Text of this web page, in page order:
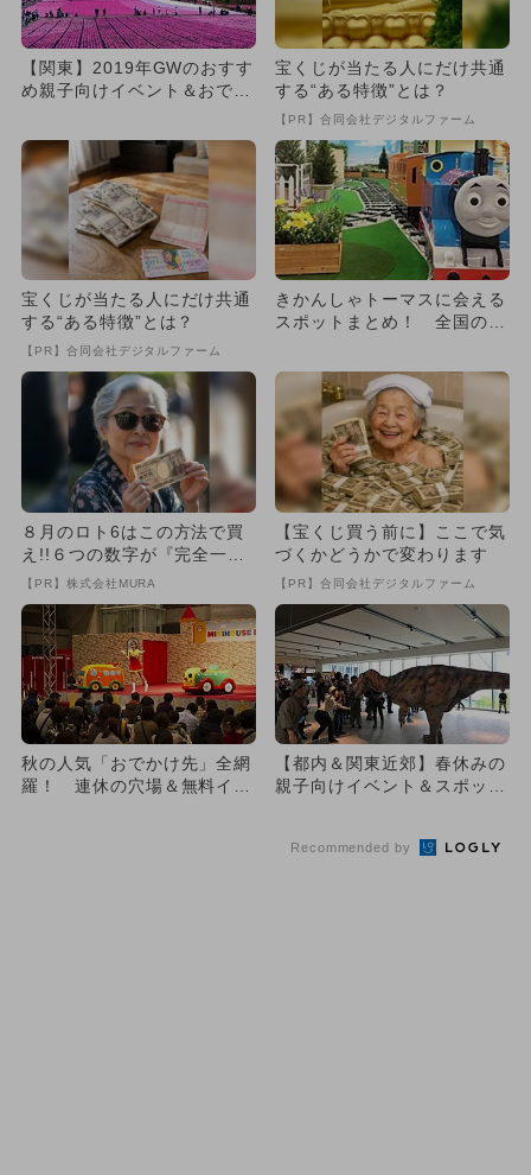
【関東】2019年GWのおすす
め親子向けイベント＆おでか
宝くじが当たる人にだけ共通
する“ある特徴”とは？
【PR】合同会社デジタルファーム
宝くじが当たる人にだけ共通
する“ある特徴”とは？
【PR】合同会社デジタルファーム
きかんしゃトーマスに会える
スポットまとめ！ 全国の施
８月のロト6はこの方法で買
え!!６つの数字が『完全一
致』する方法
【PR】株式会社MURA
【宝くじ買う前に】ここで気
づくかどうかで変わります
【PR】合同会社デジタルファーム
秋の人気「おでかけ先」全網
羅！ 連休の穴場＆無料イベ
【都内＆関東近郊】春休みの
親子向けイベント＆スポット
Recommended by